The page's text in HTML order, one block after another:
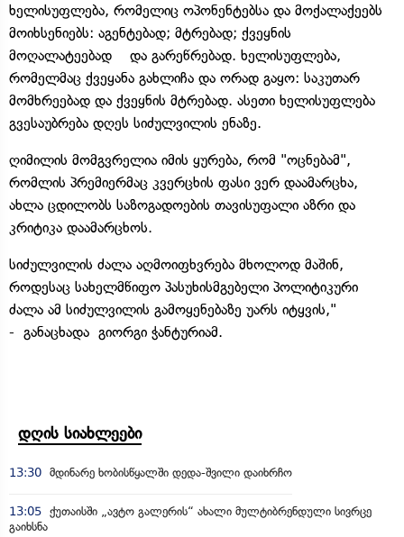
ხელისუფლება, რომელიც ოპონენტებსა და მოქალაქეებს
მოიხსენიებს: აგენტებად; მტრებად; ქვეყნის
მოღალატეებად და გარეწრებად. ხელისუფლება,
რომელმაც ქვეყანა გახლიჩა და ორად გაყო: საკუთარ
მომხრეებად და ქვეყნის მტრებად. ასეთი ხელისუფლება
გვესაუბრება დღეს სიძულვილის ენაზე.
ღიმილის მომგვრელია იმის ყურება, რომ "ოცნებამ",
რომლის პრემიერმაც კვერცხის ფასი ვერ დაამარცხა,
ახლა ცდილობს საზოგადოების თავისუფალი აზრი და
კრიტიკა დაამარცხოს.
სიძულვილის ძალა აღმოიფხვრება მხოლოდ მაშინ,
როდესაც სახელმწიფო პასუხისმგებელი პოლიტიკური
ძალა ამ სიძულვილის გამოყენებაზე უარს იტყვის,"
- განაცხადა გიორგი ჭანტურიამ.
დღის სიახლეები
13:30 მდინარე ხობისწყალში დედა-შვილი დაიხრჩო
13:05 ქუთაისში „ავტო გალერის“ ახალი მულტიბრენდული სივრცე
გაიხსნა